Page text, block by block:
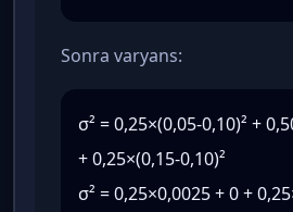
Sonra varyans:
σ² = 0,25×(0,05-0,10)² +
+ 0,25×(0,15-0,10)²
σ² = 0,25×0,0025 + 0 +